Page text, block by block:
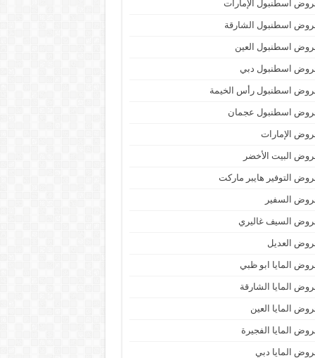
اسطنبول الإمارات
اسطنبول الشارقة
اسطنبول العين
اسطنبول دبي
اسطنبول رأس الخيمة
اسطنبول عجمان
الإمارات
البيت الأخضر
التوفير هايبر ماركت
السفير
السيف غاليري
العديل
المايا ابو ظبي
المايا الشارقة
المايا العين
المايا الفجيرة
المايا دبي